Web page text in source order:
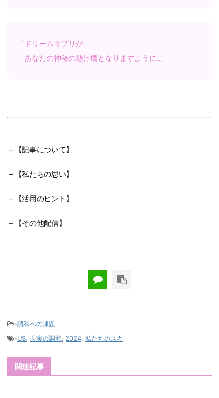
「ドリームサプリが、
あなたの神秘の懸け橋となりますように‥」
＋【記事について】
＋【私たちの思い】
＋【活用のヒント】
＋【その他配信】
-調和への課題
-US, 現実の調和, 2024, 私たちのスキ
関連記事